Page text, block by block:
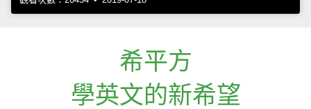
希平方
學英文的新希望